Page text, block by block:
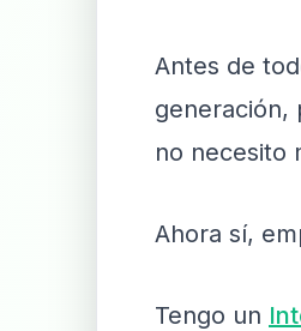
Antes de
generación,
no necesito
Ahora sí,
Tengo un